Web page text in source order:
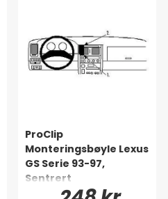
ProClip
Monteringsbøyle Lexus
GS Serie 93-97,
Sentrert